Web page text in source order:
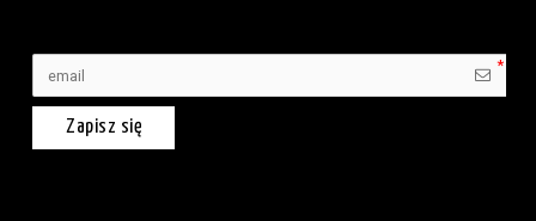
Zapisz się